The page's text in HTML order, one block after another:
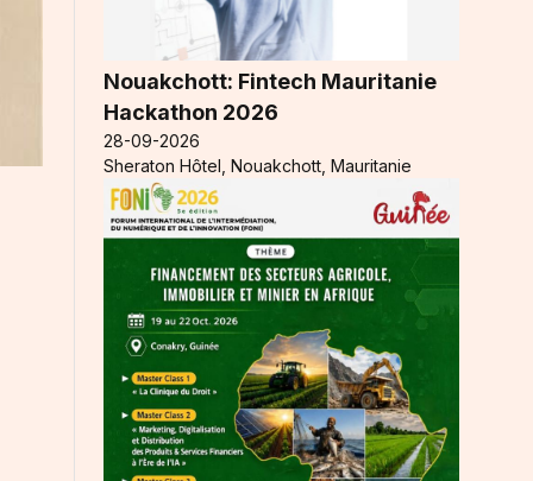
Nouakchott: Fintech Mauritanie
Hackathon 2026
28-09-2026
Sheraton Hôtel, Nouakchott, Mauritanie